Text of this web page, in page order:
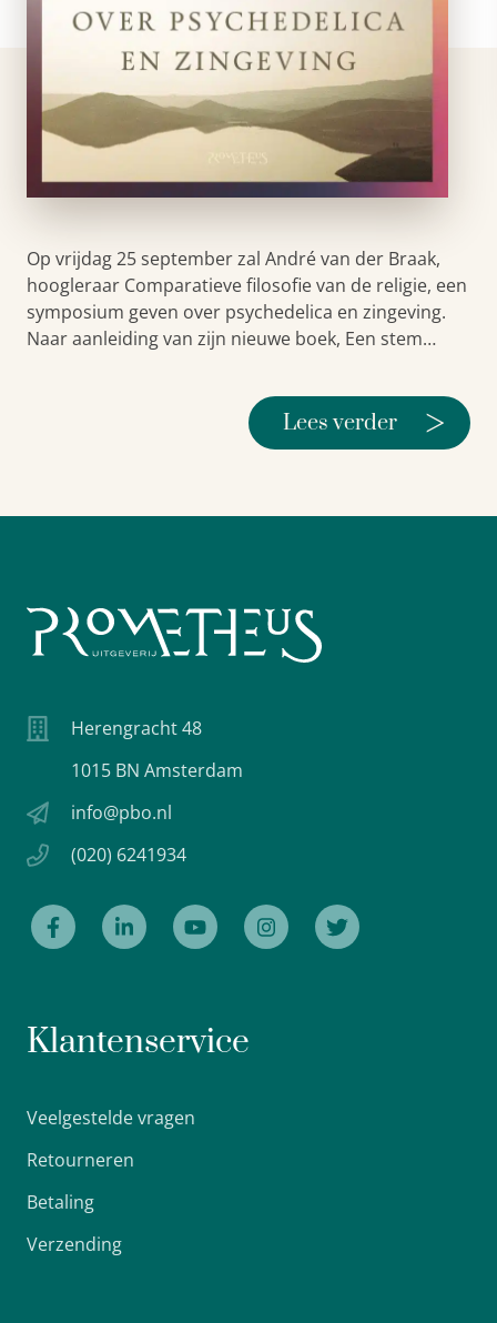
Op vrijdag 25 september zal André van der Braak,
hoogleraar Comparatieve filosofie van de religie, een
symposium geven over psychedelica en zingeving.
Naar aanleiding van zijn nieuwe boek, Een stem…
Lees verder >
Herengracht 48
1015 BN Amsterdam
info@pbo.nl
(020) 6241934
Klantenservice
Veelgestelde vragen
Retourneren
Betaling
Verzending